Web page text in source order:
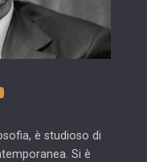
è studioso di
Si è